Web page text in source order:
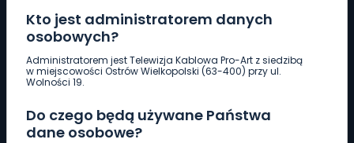
Kto jest administratorem danych
osobowych?
Administratorem jest Telewizja Kablowa Pro-Art z siedzibą
w miejscowości Ostrów Wielkopolski (63-400) przy ul.
Wolności 19.
Do czego będą używane Państwa
dane osobowe?
Pobierz logotyp
661 997 997